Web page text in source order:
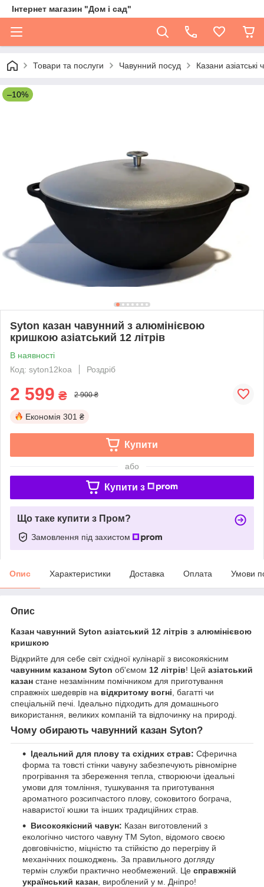
Інтернет магазин "Дом і сад"
Товари та послуги Чавунний посуд Казани азіатські
–10%
Syton казан чавунний з алюмінієвою
кришкою азіатський 12 літрів
В наявності
Код: syton12koa
Роздріб
2 599 ₴ 2 900 ₴
Економія 301 ₴
Купити
або
Купити з
Що таке купити з Пром?
Замовлення під захистом
Опис Характеристики Доставка Оплата Умови
Опис
Казан чавунний Syton азіатський 12 літрів з алюмінієвою
кришкою
Відкрийте для себе світ східної кулінарії з високоякісним
чавунним казаном Syton об'ємом 12 літрів! Цей азіатський
казан стане незамінним помічником для приготування
справжніх шедеврів на відкритому вогні , багатті чи
спеціальній печі. Ідеально підходить для домашнього
використання, великих компаній та відпочинку на природі.
Чому обирають чавунний казан Syton?
Ідеальний для плову та східних страв: Сферична
форма та товсті стінки чавуну забезпечують рівномірне
прогрівання та збереження тепла, створюючи ідеальні
умови для томління, тушкування та приготування
ароматного розсипчастого плову, соковитого бограча,
наваристої юшки та інших традиційних страв.
Високоякісний чавун: Казан виготовлений з
екологічно чистого чавуну ТМ Syton, відомого своєю
довговічністю, міцністю та стійкістю до перегріву й
механічних пошкоджень. За правильного догляду
термін служби практично необмежений. Це справжній
український казан , вироблений у м. Дніпро!